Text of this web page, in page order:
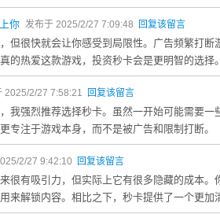
你 发布于 2025/2/27 7:09:48 回复该留言
但很快就会让你感受到局限性。广告频繁打
的热爱这款游戏，投资秒卡会是更明智的选择。
2025/2/27 7:58:21 回复该留言
我强烈推荐选择秒卡。虽然一开始可能需要一
专注于游戏本身，而不是被广告和限制打断。
2/27 9:42:10 回复该留言
很有吸引力，但实际上它有很多隐藏的成本。
来解锁内容。相比之下，秒卡提供了一个更加